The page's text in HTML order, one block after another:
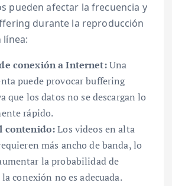
pueden afectar la frecuencia y
durante la reproducción
línea:
conexión a Internet:Una
puede provocar buffering
que los datos no se descargan lo
rápido.
contenido:Los videos en alta
más ancho de banda, lo
la probabilidad de
conexión no es adecuada.